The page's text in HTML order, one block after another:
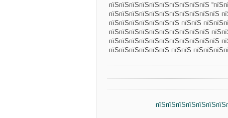
пїЅпїЅпїЅпїЅпїЅпїЅпїЅпїЅпїЅпїЅ
пїЅпїЅпїЅпїЅпїЅпїЅпїЅпїЅпїЅпїЅпїЅ
пїЅпїЅпїЅпїЅпїЅпїЅпїЅ пїЅпїЅ
пїЅпїЅпїЅпїЅпїЅпїЅпїЅпїЅпїЅпїЅ
пїЅпїЅпїЅпїЅпїЅпїЅпїЅпїЅпїЅпїЅпїЅ
пїЅпїЅпїЅпїЅпїЅпїЅ пїЅпїЅ